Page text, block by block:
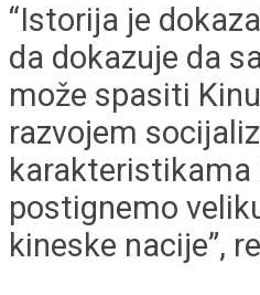
“Istorija je
da dokazuje da
može spasiti
razvojem
karakteristikama
postignemo
kineske nacije”,